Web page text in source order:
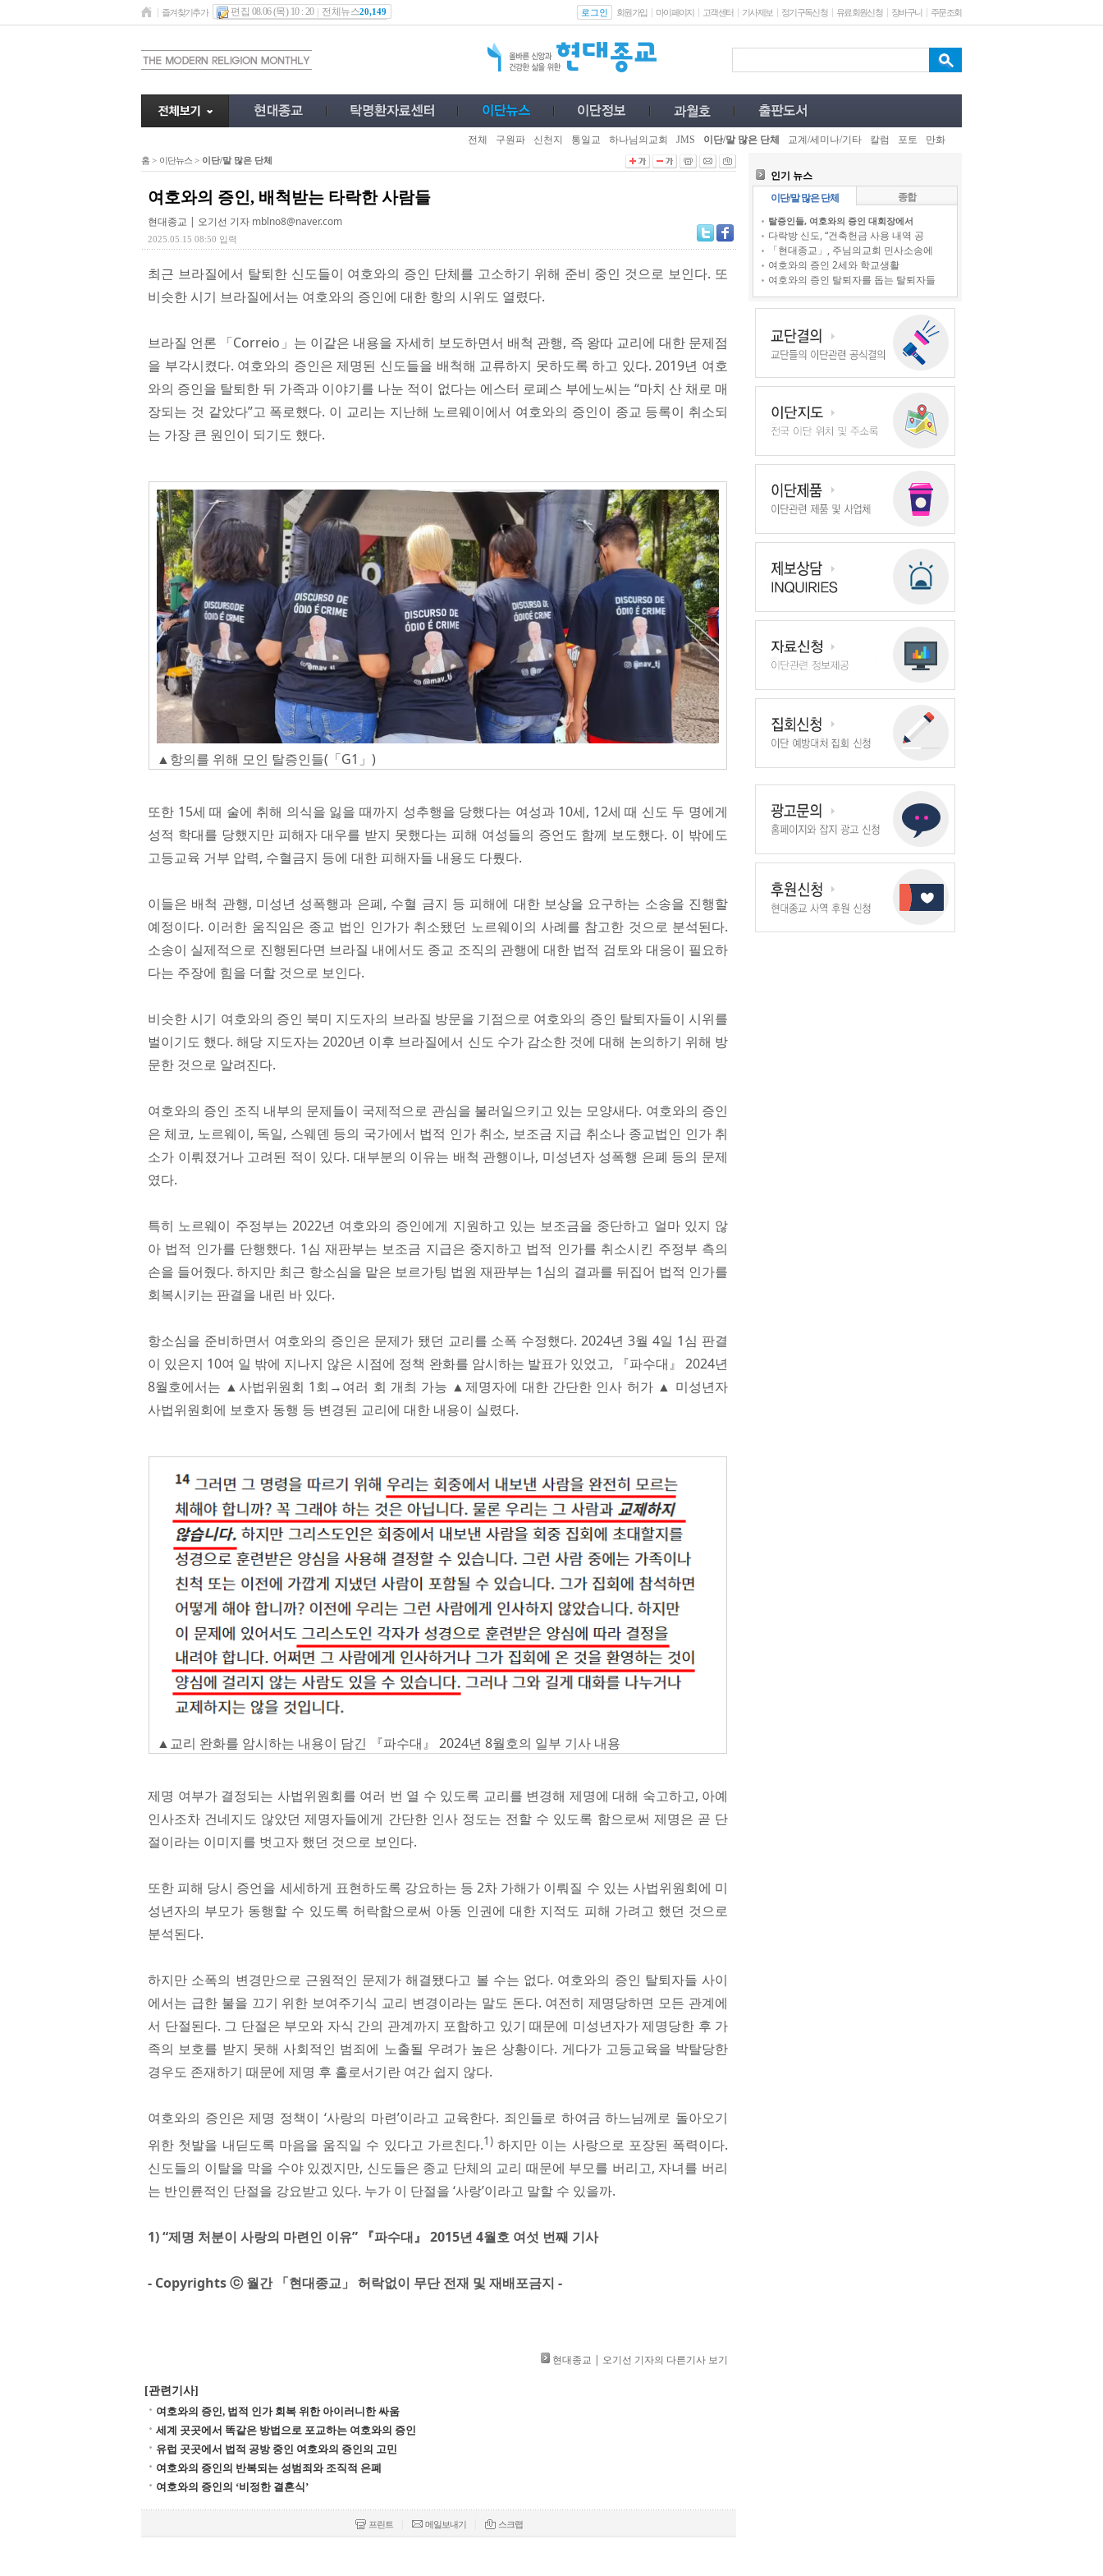
즐겨찾기추가 편집 08.06 (목) 10 : 20 전체뉴스20,149 로그인 회원가입 마이페이지 고객센터 기사제보 정기구독신청 유료회원신청 장바구니 주문조회
전체 구원파 신천지 통일교 하나님의교회 JMS 이단/말 많은 단체 교계/세미나/기타 칼럼 포토 만화
홈 > 이단뉴스 > 이단/말 많은 단체
여호와의 증인, 배척받는 타락한 사람들
현대종교 | 오기선 기자 mblno8@naver.com
2025.05.15 08:50 입력
최근 브라질에서 탈퇴한 신도들이 여호와의 증인 단체를 고소하기 위해 준비 중인 것으로 보인다. 또
비슷한 시기 브라질에서는 여호와의 증인에 대한 항의 시위도 열렸다.
브라질 언론 「Correio」는 이같은 내용을 자세히 보도하면서 배척 관행, 즉 왕따 교리에 대한 문제점
을 부각시켰다. 여호와의 증인은 제명된 신도들을 배척해 교류하지 못하도록 하고 있다. 2019년 여호
와의 증인을 탈퇴한 뒤 가족과 이야기를 나눈 적이 없다는 에스터 로페스 부에노씨는 “마치 산 채로 매
장되는 것 같았다”고 폭로했다. 이 교리는 지난해 노르웨이에서 여호와의 증인이 종교 등록이 취소되
는 가장 큰 원인이 되기도 했다.
▲항의를 위해 모인 탈증인들(「G1」)
또한 15세 때 술에 취해 의식을 잃을 때까지 성추행을 당했다는 여성과 10세, 12세 때 신도 두 명에게
성적 학대를 당했지만 피해자 대우를 받지 못했다는 피해 여성들의 증언도 함께 보도했다. 이 밖에도
고등교육 거부 압력, 수혈금지 등에 대한 피해자들 내용도 다뤘다.
이들은 배척 관행, 미성년 성폭행과 은폐, 수혈 금지 등 피해에 대한 보상을 요구하는 소송을 진행할
예정이다. 이러한 움직임은 종교 법인 인가가 취소됐던 노르웨이의 사례를 참고한 것으로 분석된다.
소송이 실제적으로 진행된다면 브라질 내에서도 종교 조직의 관행에 대한 법적 검토와 대응이 필요하
다는 주장에 힘을 더할 것으로 보인다.
비슷한 시기 여호와의 증인 북미 지도자의 브라질 방문을 기점으로 여호와의 증인 탈퇴자들이 시위를
벌이기도 했다. 해당 지도자는 2020년 이후 브라질에서 신도 수가 감소한 것에 대해 논의하기 위해 방
문한 것으로 알려진다.
여호와의 증인 조직 내부의 문제들이 국제적으로 관심을 불러일으키고 있는 모양새다. 여호와의 증인
은 체코, 노르웨이, 독일, 스웨덴 등의 국가에서 법적 인가 취소, 보조금 지급 취소나 종교법인 인가 취
소가 이뤄졌거나 고려된 적이 있다. 대부분의 이유는 배척 관행이나, 미성년자 성폭행 은폐 등의 문제
였다.
특히 노르웨이 주정부는 2022년 여호와의 증인에게 지원하고 있는 보조금을 중단하고 얼마 있지 않
아 법적 인가를 단행했다. 1심 재판부는 보조금 지급은 중지하고 법적 인가를 취소시킨 주정부 측의
손을 들어줬다. 하지만 최근 항소심을 맡은 보르가팅 법원 재판부는 1심의 결과를 뒤집어 법적 인가를
회복시키는 판결을 내린 바 있다.
항소심을 준비하면서 여호와의 증인은 문제가 됐던 교리를 소폭 수정했다. 2024년 3월 4일 1심 판결
이 있은지 10여 일 밖에 지나지 않은 시점에 정책 완화를 암시하는 발표가 있었고, 『파수대』 2024년
8월호에서는 ▲사법위원회 1회→여러 회 개최 가능 ▲제명자에 대한 간단한 인사 허가 ▲ 미성년자
사법위원회에 보호자 동행 등 변경된 교리에 대한 내용이 실렸다.
▲교리 완화를 암시하는 내용이 담긴 『파수대』 2024년 8월호의 일부 기사 내용
제명 여부가 결정되는 사법위원회를 여러 번 열 수 있도록 교리를 변경해 제명에 대해 숙고하고, 아예
인사조차 건네지도 않았던 제명자들에게 간단한 인사 정도는 전할 수 있도록 함으로써 제명은 곧 단
절이라는 이미지를 벗고자 했던 것으로 보인다.
또한 피해 당시 증언을 세세하게 표현하도록 강요하는 등 2차 가해가 이뤄질 수 있는 사법위원회에 미
성년자의 부모가 동행할 수 있도록 허락함으로써 아동 인권에 대한 지적도 피해 가려고 했던 것으로
분석된다.
하지만 소폭의 변경만으로 근원적인 문제가 해결됐다고 볼 수는 없다. 여호와의 증인 탈퇴자들 사이
에서는 급한 불을 끄기 위한 보여주기식 교리 변경이라는 말도 돈다. 여전히 제명당하면 모든 관계에
서 단절된다. 그 단절은 부모와 자식 간의 관계까지 포함하고 있기 때문에 미성년자가 제명당한 후 가
족의 보호를 받지 못해 사회적인 범죄에 노출될 우려가 높은 상황이다. 게다가 고등교육을 박탈당한
경우도 존재하기 때문에 제명 후 홀로서기란 여간 쉽지 않다.
여호와의 증인은 제명 정책이 ‘사랑의 마련’이라고 교육한다. 죄인들로 하여금 하느님께로 돌아오기
위한 첫발을 내딛도록 마음을 움직일 수 있다고 가르친다.1)하지만 이는 사랑으로 포장된 폭력이다.
신도들의 이탈을 막을 수야 있겠지만, 신도들은 종교 단체의 교리 때문에 부모를 버리고, 자녀를 버리
는 반인륜적인 단절을 강요받고 있다. 누가 이 단절을 ‘사랑’이라고 말할 수 있을까.
1) “제명 처분이 사랑의 마련인 이유” 『파수대』 2015년 4월호 여섯 번째 기사
- Copyrights ⓒ 월간 「현대종교」 허락없이 무단 전재 및 재배포금지 -
현대종교 | 오기선 기자의 다른기사 보기
[관련기사]
여호와의 증인, 법적 인가 회복 위한 아이러니한 싸움
세계 곳곳에서 똑같은 방법으로 포교하는 여호와의 증인
유럽 곳곳에서 법적 공방 중인 여호와의 증인의 고민
여호와의 증인의 반복되는 성범죄와 조직적 은폐
여호와의 증인의 ‘비정한 결혼식’
프린트 메일보내기 스크랩
인기 뉴스
이단/말 많은 단체
종합
탈증인들, 여호와의 증인 대회장에서
다락방 신도, “건축헌금 사용 내역 공
「현대종교」, 주님의교회 민사소송에
여호와의 증인 2세와 학교생활
여호와의 증인 탈퇴자를 돕는 탈퇴자들